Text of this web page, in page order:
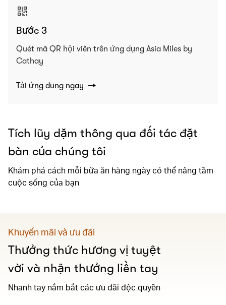
Bước 3
Quét mã QR hội viên trên ứng dụng Asia Miles by
Cathay
Tải ứng dụng ngay
Tích lũy dặm thông qua đối tác đặt
bàn của chúng tôi
Khám phá cách mỗi bữa ăn hàng ngày có thể nâng tầm
cuộc sống của bạn
Khuyến mãi và ưu đãi
Thưởng thức hương vị tuyệt
vời và nhận thưởng liền tay
Nhanh tay nắm bắt các ưu đãi độc quyền